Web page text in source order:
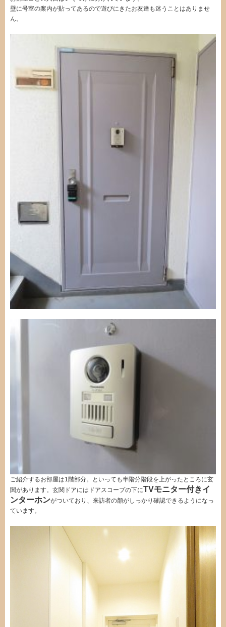
壁に号室の案内が貼ってあるので遊びにきたお友達も迷うことはありませ
ん。
ご紹介するお部屋は1階部分。といっても半階分階段を上がったところに玄
関があります。玄関ドアにはドアスコープの下にTVモニター付きイ
ンターホンがついており、来訪者の顏がしっかり確認できるようになっ
ています。